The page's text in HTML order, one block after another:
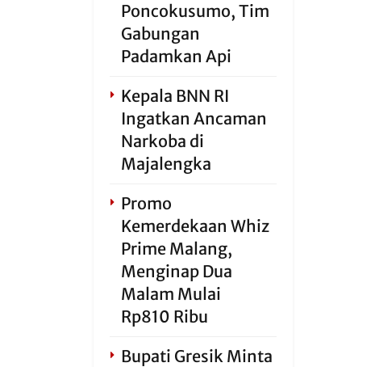
Poncokusumo, Tim
Gabungan
Padamkan Api
Kepala BNN RI
Ingatkan Ancaman
Narkoba di
Majalengka
Promo
Kemerdekaan Whiz
Prime Malang,
Menginap Dua
Malam Mulai
Rp810 Ribu
Bupati Gresik Minta